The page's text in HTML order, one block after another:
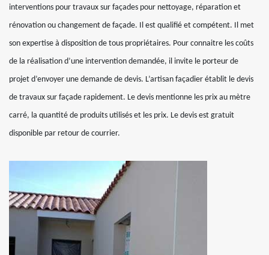
interventions pour travaux sur façades pour nettoyage, réparation et
rénovation ou changement de façade. Il est qualifié et compétent. Il met
son expertise à disposition de tous propriétaires. Pour connaitre les coûts
de la réalisation d’une intervention demandée, il invite le porteur de
projet d’envoyer une demande de devis. L’artisan façadier établit le devis
de travaux sur façade rapidement. Le devis mentionne les prix au mètre
carré, la quantité de produits utilisés et les prix. Le devis est gratuit
disponible par retour de courrier.